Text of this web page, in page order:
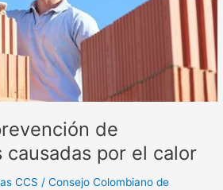
de
por el calor
CCS /Consejo Colombiano de